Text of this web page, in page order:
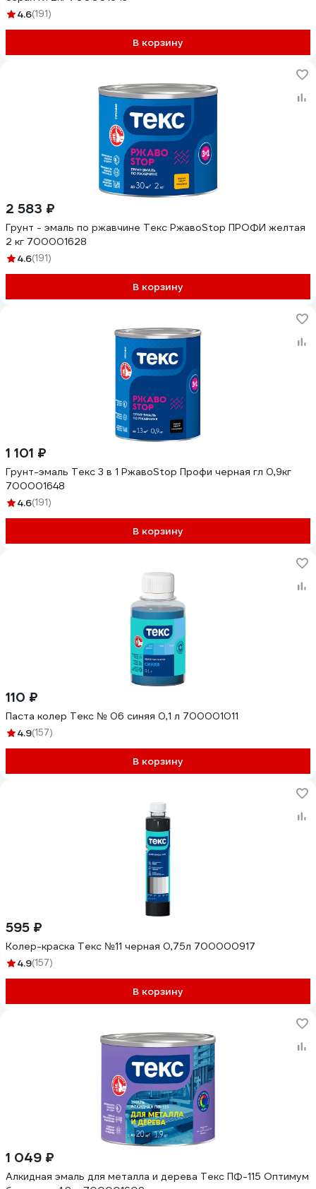
4.6(191)
В корзину
2 583 ₽
Грунт - эмаль по ржавчине Текс РжавоStop ПРОФИ желтая
2 кг 700001628
4.6(191)
В корзину
1 101 ₽
Грунт-эмаль Текс 3 в 1 РжавоStop Профи черная гл 0,9кг
700001648
4.6(191)
В корзину
110 ₽
Паста колер Текс № 06 синяя 0,1 л 700001011
4.9(157)
В корзину
595 ₽
Колер-краска Текс №11 черная 0,75л 700000917
4.9(157)
В корзину
1 049 ₽
Алкидная эмаль для металла и дерева Текс ПФ-115 Оптимум